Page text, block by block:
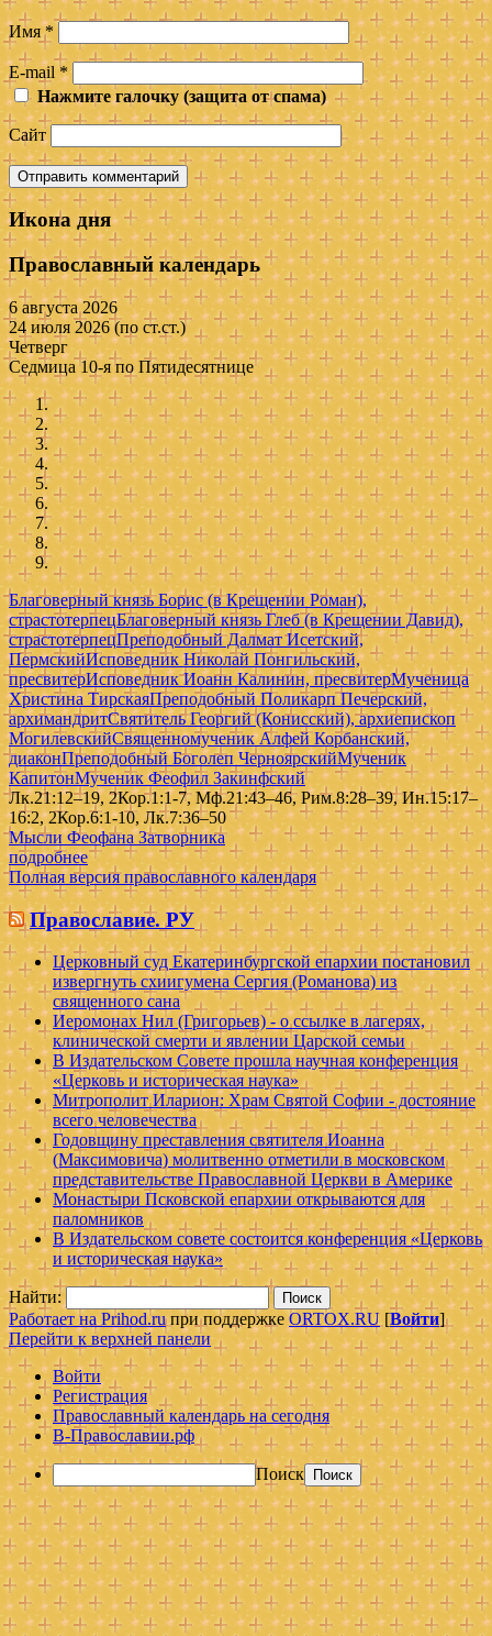
Имя*
E-mail *
Нажмите галочку (защита от спама)
Сайт
Икона дня
Православный календарь
6 августа 2026
24 июля 2026 (по ст.ст.)
Четверг
Седмица 10-я по Пятидесятнице
Благоверный князь Борис (в Крещении Роман),
страстотерпецБлаговерный князь Глеб (в Крещении Давид),
страстотерпецПреподобный Далмат Исетский,
ПермскийИсповедник Николай Понгильский,
пресвитерИсповедник Иоанн Калинин, пресвитерМученица
Христина ТирскаяПреподобный Поликарп Печерский,
архимандритСвятитель Георгий (Конисский), архиепископ
МогилевскийСвященномученик Алфей Корбанский,
диаконПреподобный Боголеп ЧерноярскийМученик
КапитонМученик Феофил Закинфский
Лк.21:12–19, 2Кор.1:1-7, Мф.21:43–46, Рим.8:28–39, Ин.15:17–
16:2, 2Кор.6:1-10, Лк.7:36–50
Мысли Феофана Затворника
подробнее
Полная версия православного календаря
Православие. РУ
Церковный суд Екатеринбургской епархии постановил
извергнуть схиигумена Сергия (Романова) из
священного сана
Иеромонах Нил (Григорьев) - о ссылке в лагерях,
клинической смерти и явлении Царской семьи
В Издательском Совете прошла научная конференция
«Церковь и историческая наука»
Митрополит Иларион: Храм Святой Софии - достояние
всего человечества
Годовщину преставления святителя Иоанна
(Максимовича) молитвенно отметили в московском
представительстве Православной Церкви в Америке
Монастыри Псковской епархии открываются для
паломников
В Издательском совете состоится конференция «Церковь
и историческая наука»
Найти:
Работает на Prihod.ruпри поддержкеORTOX.RU[Войти]
Перейти к верхней панели
Войти
Регистрация
Православный календарь на сегодня
В-Православии.рф
Поиск